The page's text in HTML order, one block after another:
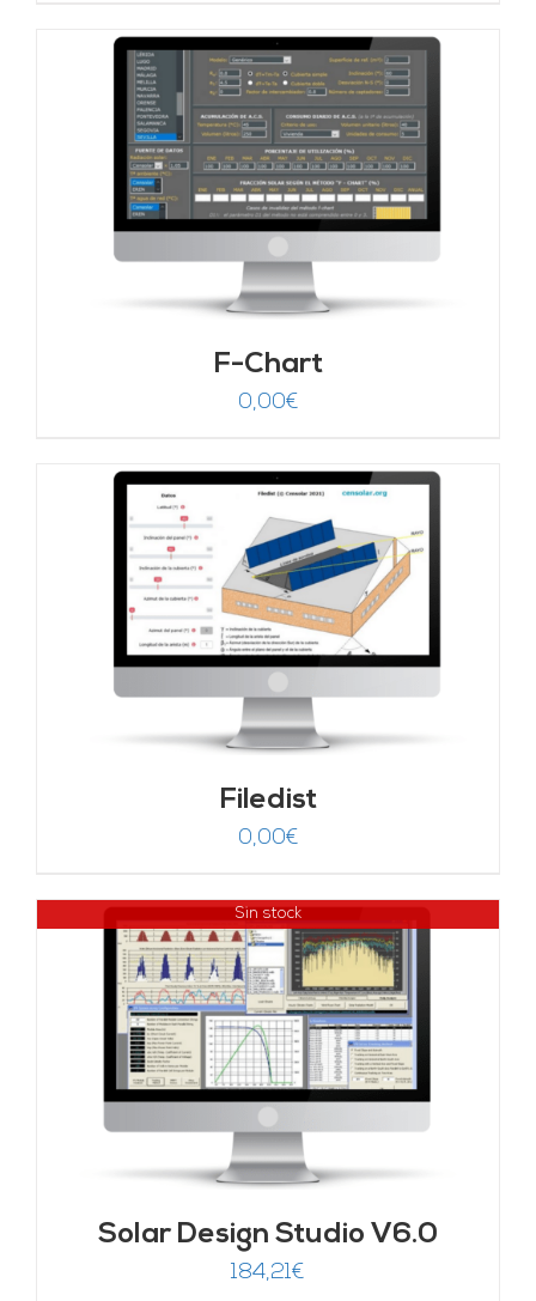
F-Chart
0,00€
Filedist
0,00€
Sin stock
Solar Design Studio V6.0
184,21€